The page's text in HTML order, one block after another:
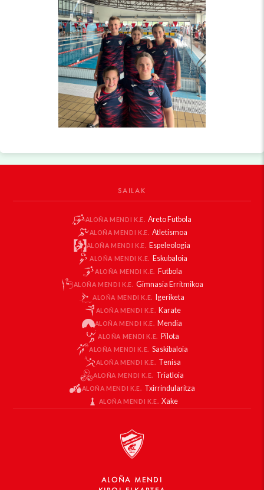
SAILAK
ALOÑA MENDI K.E. Areto Futbola
ALOÑA MENDI K.E. Atletismoa
ALOÑA MENDI K.E. Espeleologia
ALOÑA MENDI K.E. Eskubaloia
ALOÑA MENDI K.E. Futbola
ALOÑA MENDI K.E. Gimnasia Erritmikoa
ALOÑA MENDI K.E. Igeriketa
ALOÑA MENDI K.E. Karate
ALOÑA MENDI K.E. Mendia
ALOÑA MENDI K.E. Pilota
ALOÑA MENDI K.E. Saskibaloia
ALOÑA MENDI K.E. Tenisa
ALOÑA MENDI K.E. Triatloia
ALOÑA MENDI K.E. Txirrindularitza
ALOÑA MENDI K.E. Xake
ALOÑA MENDI